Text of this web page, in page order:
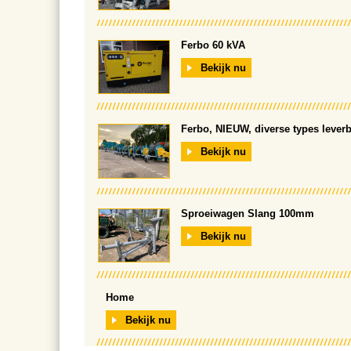
Ferbo 60 kVA
Bekijk nu
Ferbo, NIEUW, diverse types
Bekijk nu
Sproeiwagen Slang 100mm
Bekijk nu
Home
Bekijk nu